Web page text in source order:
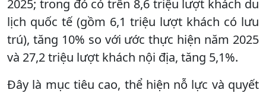
2025; trong đó có trên 8,6 triệu lượt khách du
lịch quốc tế (gồm 6,1 triệu lượt khách có lưu
trú), tăng 10% so với ước thực hiện năm 2025
và 27,2 triệu lượt khách nội địa, tăng 5,1%.
Đây là mục tiêu cao, thể hiện nỗ lực và quyết